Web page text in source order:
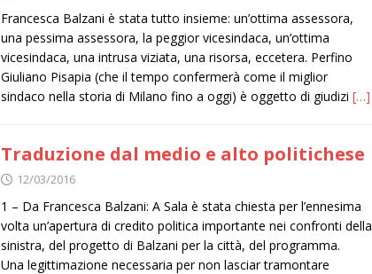
Francesca Balzani è stata tutto insieme: un’ottima assessora,
una pessima assessora, la peggior vicesindaca, un’ottima
vicesindaca, una intrusa viziata, una risorsa, eccetera. Perfino
Giuliano Pisapia (che il tempo confermerà come il miglior
sindaco nella storia di Milano fino a oggi) è oggetto di giudizi […]
Traduzione dal medio e alto politichese
12/03/2016
1 – Da Francesca Balzani: A Sala è stata chiesta per l’ennesima
volta un’apertura di credito politica importante nei confronti della
sinistra, del progetto di Balzani per la città, del programma.
Una legittimazione necessaria per non lasciar tramontare